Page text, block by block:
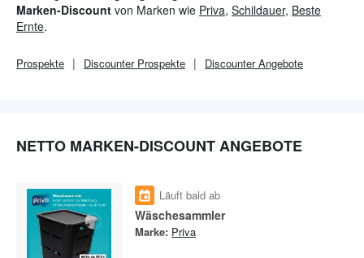
Marken-Discount von Marken wie Priva, Schildauer, Beste
Ernte.
Prospekte DiscounterProspekte DiscounterAngebote
NETTO MARKEN-DISCOUNT ANGEBOTE
Läuft bald ab
Wäschesammler
Marke: Priva